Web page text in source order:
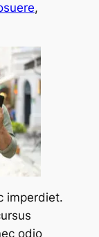
,
imperdiet.
odio